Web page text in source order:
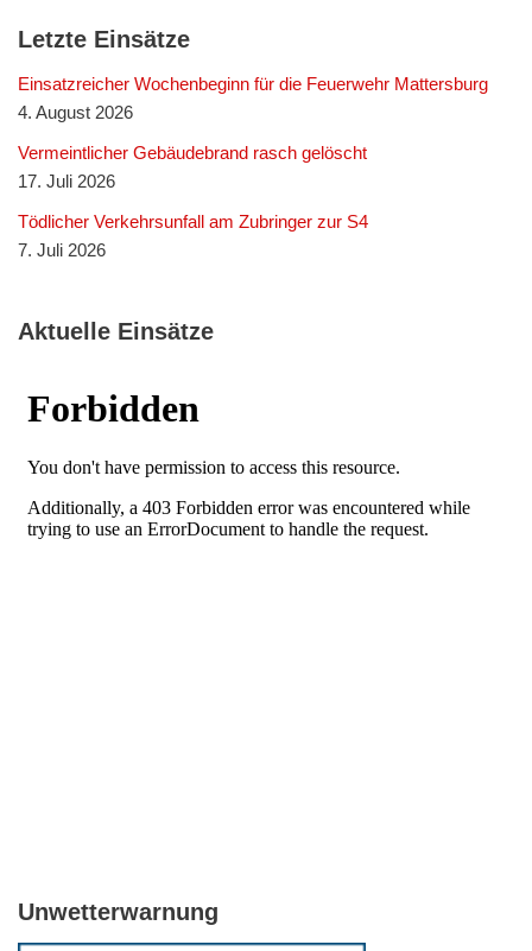
Letzte Einsätze
Einsatzreicher Wochenbeginn für die Feuerwehr Mattersburg
4. August 2026
Vermeintlicher Gebäudebrand rasch gelöscht
17. Juli 2026
Tödlicher Verkehrsunfall am Zubringer zur S4
7. Juli 2026
Aktuelle Einsätze
Unwetterwarnung